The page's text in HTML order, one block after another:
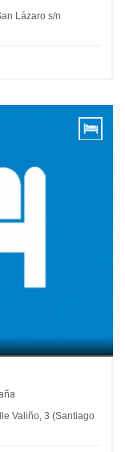
Lázaro s/n
Valiño, 3 (Santiago